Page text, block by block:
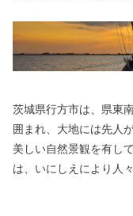
茨城県行方市は、県東
囲まれ、大地には先人
美しい自然景観を有し
は、いにしえにより人